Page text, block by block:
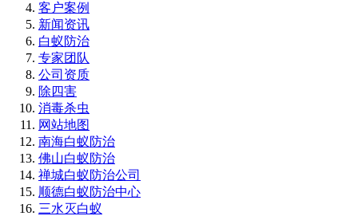
客户案例
新闻资讯
白蚁防治
专家团队
公司资质
除四害
消毒杀虫
网站地图
南海白蚁防治
佛山白蚁防治
禅城白蚁防治公司
顺德白蚁防治中心
三水灭白蚁